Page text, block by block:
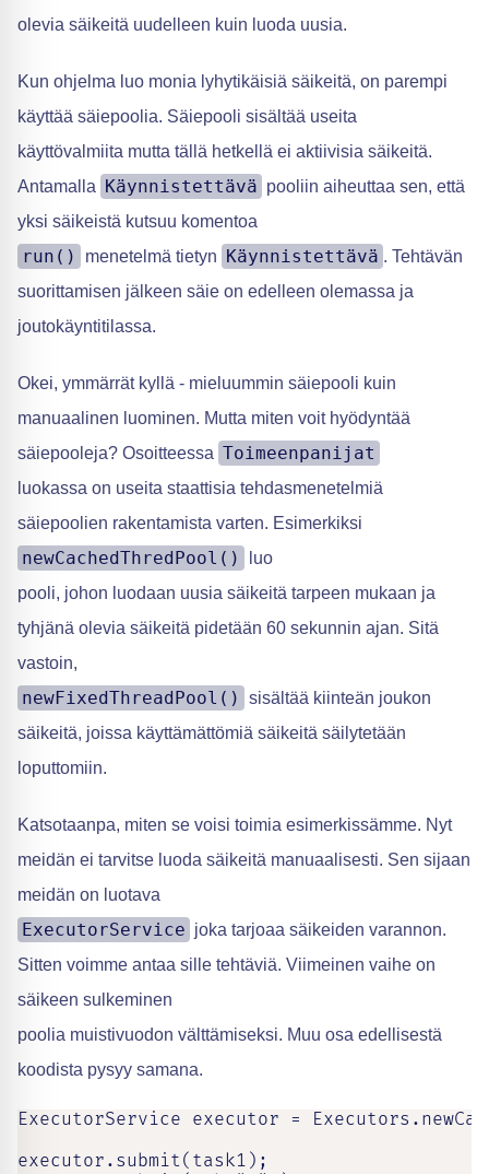
olevia säikeitä uudelleen kuin luoda uusia.
Kun ohjelma luo monia lyhytikäisiä säikeitä, on parempi
käyttää säiepoolia. Säiepooli sisältää useita
käyttövalmiita mutta tällä hetkellä ei aktiivisia säikeitä.
Antamalla Käynnistettävä pooliin aiheuttaa sen, että
yksi säikeistä kutsuu komentoa
run() menetelmä tietyn Käynnistettävä . Tehtävän
suorittamisen jälkeen säie on edelleen olemassa ja
joutokäyntitilassa.
Okei, ymmärrät kyllä - mieluummin säiepooli kuin
manuaalinen luominen. Mutta miten voit hyödyntää
säiepooleja? Osoitteessa Toimeenpanijat
luokassa on useita staattisia tehdasmenetelmiä
säiepoolien rakentamista varten. Esimerkiksi
newCachedThredPool()
luo
pooli, johon luodaan uusia säikeitä tarpeen mukaan ja
tyhjänä olevia säikeitä pidetään 60 sekunnin ajan. Sitä
vastoin,
newFixedThreadPool()
sisältää kiinteän joukon
säikeitä, joissa käyttämättömiä säikeitä säilytetään
loputtomiin.
Katsotaanpa, miten se voisi toimia esimerkissämme. Nyt
meidän ei tarvitse luoda säikeitä manuaalisesti. Sen sijaan
meidän on luotava
ExecutorService joka tarjoaa säikeiden varannon.
Sitten voimme antaa sille tehtäviä. Viimeinen vaihe on
säikeen sulkeminen
poolia muistivuodon välttämiseksi. Muu osa edellisestä
koodista pysyy samana.
ExecutorService executor =
executor.submit(task1);